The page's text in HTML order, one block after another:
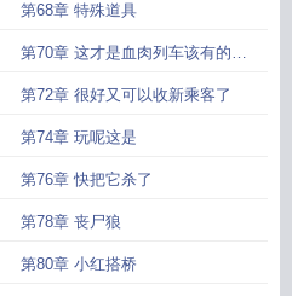
第68章 特殊道具
第70章 这才是血肉列车该有的样
子
第72章 很好又可以收新乘客了
第74章 玩呢这是
第76章 快把它杀了
第78章 丧尸狼
第80章 小红搭桥